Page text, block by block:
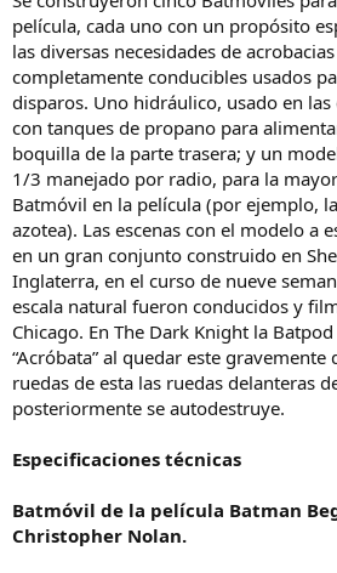
película, cada uno con un propósito
las diversas necesidades de
completamente conducibles usados
disparos. Uno hidráulico, usado en las
con tanques de propano para
boquilla de la parte trasera; y un
1/3 manejado por radio, para la
Batmóvil en la película (por ejemplo,
azotea). Las escenas con el modelo a
en un gran conjunto construido en
Inglaterra, en el curso de nueve
escala natural fueron conducidos y
Chicago. En The Dark Knight la
“Acróbata” al quedar este gravemente
ruedas de esta las ruedas delanteras
posteriormente se autodestruye.
Especificaciones técnicas
Batmóvil de la película Batman
Christopher Nolan.